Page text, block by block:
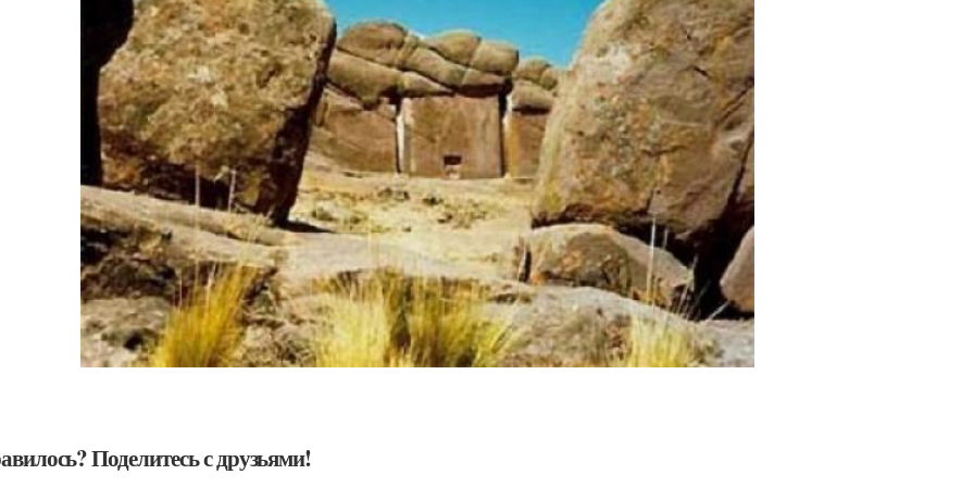
Поделитесь с друзьями!